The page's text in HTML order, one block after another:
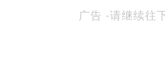
广告 -请继续往